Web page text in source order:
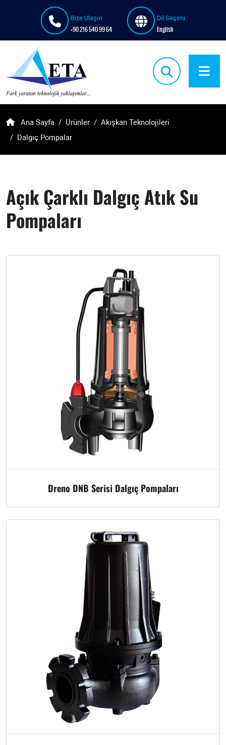
Bize Ulaşın
+90 216 540 99 64
Dil Seçimi
English
Ana Sayfa Ürünler
Akışkan Teknolojileri
Dalgıç Pompalar
Açık Çarklı Dalgıç Atık Su
Pompaları
Dreno DNB Serisi Dalgıç Pompaları